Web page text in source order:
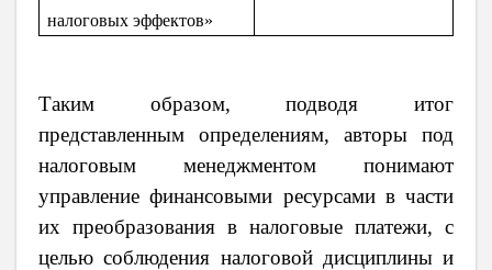
налоговых эффектов»
Таким образом, подводя итог
представленным определениям, авторы под
налоговым менеджментом понимают
управление финансовыми ресурсами в части
их преобразования в налоговые платежи, с
целью соблюдения налоговой дисциплины и